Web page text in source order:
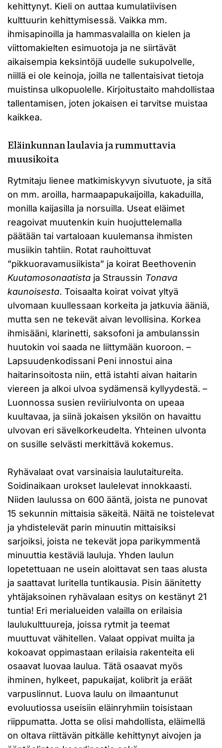
kehittynyt. Kieli on auttaa kumulatiivisen
kulttuurin kehittymisessä. Vaikka mm.
ihmisapinoilla ja hammasvalailla on kielen ja
viittomakielten esimuotoja ja ne siirtävät
aikaisempia keksintöjä uudelle sukupolvelle,
niillä ei ole keinoja, joilla ne tallentaisivat tietoja
muistinsa ulkopuolelle. Kirjoitustaito mahdollistaa
tallentamisen, joten jokaisen ei tarvitse muistaa
kaikkea.
Eläinkunnan laulavia ja rummuttavia
muusikoita
Rytmitaju lienee matkimiskyvyn sivutuote, ja sitä
on mm. aroilla, harmaapapukaijoilla, kakaduilla,
monilla kaijasilla ja norsuilla. Useat eläimet
reagoivat muutenkin kuin huojuttelemalla
päätään tai vartaloaan kuulemansa ihmisten
musiikin tahtiin. Rotat rauhoittuvat
”pikkuoravamusiikista” ja koirat Beethovenin
Kuutamosonaatista ja Straussin Tonava
kaunoisesta. Toisaalta koirat voivat yltyä
ulvomaan kuullessaan korkeita ja jatkuvia ääniä,
mutta sen ne tekevät aivan levollisina. Korkea
ihmisääni, klarinetti, saksofoni ja ambulanssin
huutokin voi saada ne liittymään kuoroon. –
Lapsuudenkodissani Peni innostui aina
haitarinsoitosta niin, että istahti aivan haitarin
viereen ja alkoi ulvoa sydämensä kyllyydestä. –
Luonnossa susien reviiriulvonta on upeaa
kuultavaa, ja siinä jokaisen yksilön on havaittu
ulvovan eri sävelkorkeudelta. Yhteinen ulvonta
on susille selvästi merkittävä kokemus.
Ryhävalaat ovat varsinaisia laulutaitureita.
Soidinaikaan urokset laulelevat innokkaasti.
Niiden laulussa on 600 ääntä, joista ne punovat
15 sekunnin mittaisia säkeitä. Näitä ne toistelevat
ja yhdistelevät parin minuutin mittaisiksi
sarjoiksi, joista ne tekevät jopa parikymmentä
minuuttia kestäviä lauluja. Yhden laulun
lopetettuaan ne usein aloittavat sen taas alusta
ja saattavat luritella tuntikausia. Pisin äänitetty
yhtäjaksoinen ryhävalaan esitys on kestänyt 21
tuntia! Eri merialueiden valailla on erilaisia
laulukulttuureja, joissa rytmit ja teemat
muuttuvat vähitellen. Valaat oppivat muilta ja
kokoavat oppimastaan erilaisia rakenteita eli
osaavat luovaa laulua. Tätä osaavat myös
ihminen, hylkeet, papukaijat, kolibrit ja eräät
varpuslinnut. Luova laulu on ilmaantunut
evoluutiossa useisiin eläinryhmiin toisistaan
riippumatta. Jotta se olisi mahdollista, eläimellä
on oltava riittävän pitkälle kehittynyt aivojen ja